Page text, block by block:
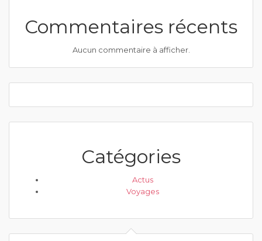
Commentaires récents
Aucun commentaire à afficher.
Catégories
Actus
Voyages